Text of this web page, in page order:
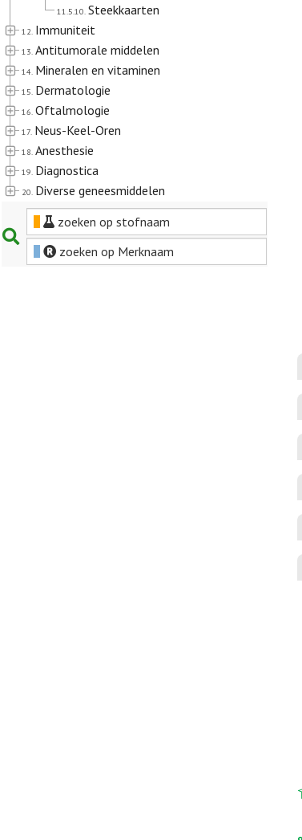
11.5.10. Steekkaarten
12. Immuniteit
13. Antitumorale middelen
14. Mineralen en vitaminen
15. Dermatologie
16. Oftalmologie
17. Neus-Keel-Oren
18. Anesthesie
19. Diagnostica
20. Diverse geneesmiddelen
zoeken op stofnaam
zoeken op Merknaam